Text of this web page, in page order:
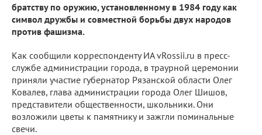
братству по оружию, установленному в 1984 году как
символ дружбы и совместной борьбы двух народов
против фашизма.
Как сообщили корреспонденту ИА vRossii.ru в пресс-
службе администрации города, в траурной церемонии
приняли участие губернатор Рязанской области Олег
Ковалев, глава администрации города Олег Шишов,
представители общественности, школьники. Они
возложили цветы к памятнику и зажгли поминальные
свечи.